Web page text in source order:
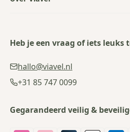
Heb je een vraag of iets leuks
hallo@viavel.nl
+31 85 747 0099
Gegarandeerd veilig &